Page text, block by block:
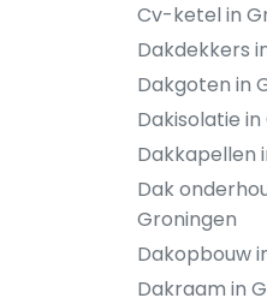
Cv-ketel in
Dakdekkers
Dakgoten in
Dakisolatie
Dakkapellen
Dak
Groningen
Dakopbouw
Dakraam in